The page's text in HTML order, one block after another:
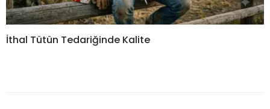
İthal Tütün Tedariğinde Kalite